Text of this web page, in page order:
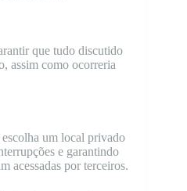
que tudo discutido
assim como ocorreria
um local privado
e garantindo
acessadas por terceiros.